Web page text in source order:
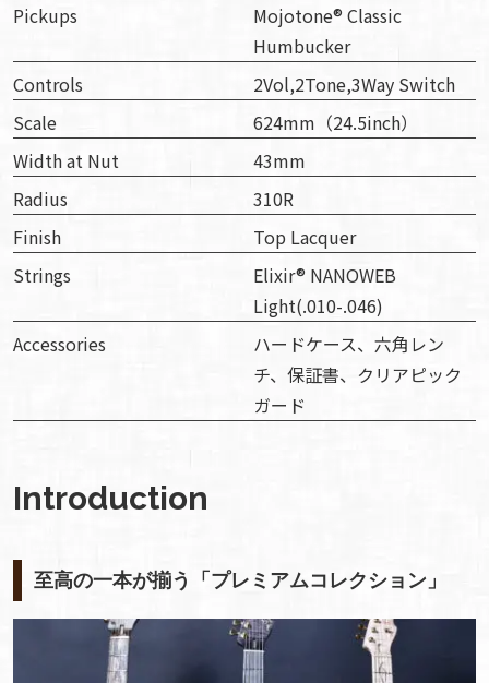
Pickups
Mojotone® Classic
Humbucker
Controls
2Vol,2Tone,3Way Switch
Scale
624mm（24.5inch）
Width at Nut
43mm
Radius
310R
Finish
Top Lacquer
Strings
Elixir® NANOWEB
Light(.010-.046)
Accessories
ハードケース、六角レン
チ、保証書、クリアピック
ガード
Introduction
至高の一本が揃う「プレミアムコレクション」